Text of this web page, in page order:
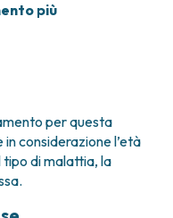
più
per questa
considerazione l’età
di malattia, la